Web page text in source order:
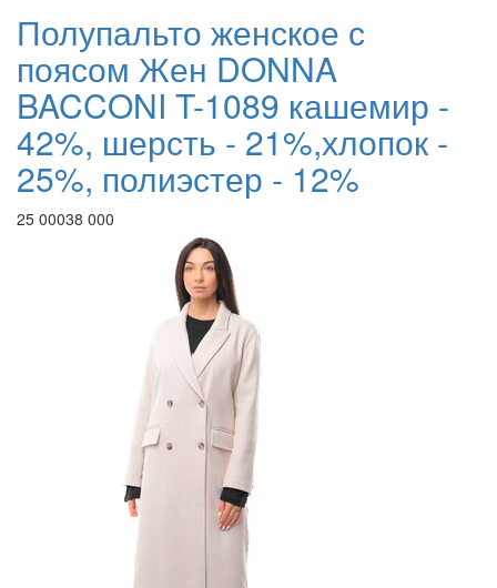
Полупальто женское с
поясом Жен DONNA
BACCONI T-1089 кашемир -
42%, шерсть - 21%,хлопок -
25%, полиэстер - 12%
25 00038 000